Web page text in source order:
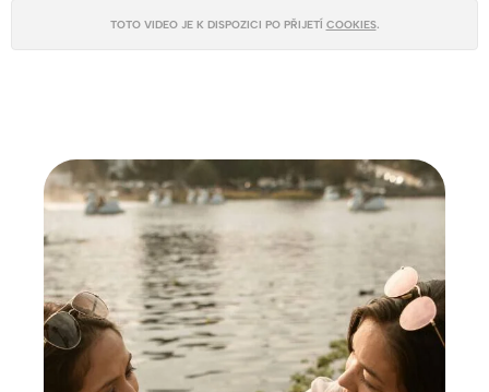
TOTO VIDEO JE K DISPOZICI PO PŘIJETÍ COOKIES.